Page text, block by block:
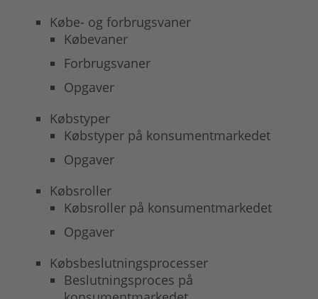
Købe- og forbrugsvaner
Købevaner
Forbrugsvaner
Opgaver
Købstyper
Købstyper på konsumentmarkedet
Opgaver
Købsroller
Købsroller på konsumentmarkedet
Opgaver
Købsbeslutningsprocesser
Beslutningsproces på